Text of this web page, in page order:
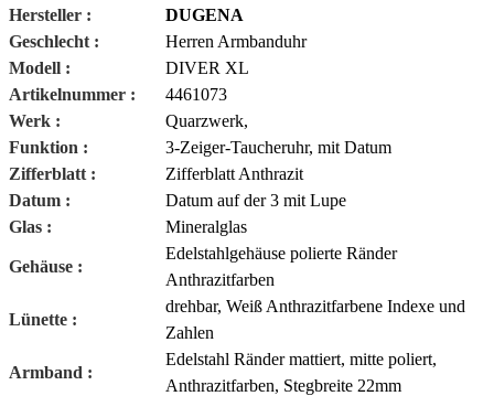
Hersteller :
DUGENA
Geschlecht :
Herren Armbanduhr
Modell :
DIVER XL
Artikelnummer :
4461073
Werk :
Quarzwerk,
Funktion :
3-Zeiger-Taucheruhr, mit Datum
Zifferblatt :
Zifferblatt Anthrazit
Datum :
Datum auf der 3 mit Lupe
Glas :
Mineralglas
Gehäuse :
Edelstahlgehäuse polierte Ränder
Anthrazitfarben
Lünette :
drehbar, Weiß Anthrazitfarbene Indexe und
Zahlen
Armband :
Edelstahl Ränder mattiert, mitte poliert,
Anthrazitfarben, Stegbreite 22mm